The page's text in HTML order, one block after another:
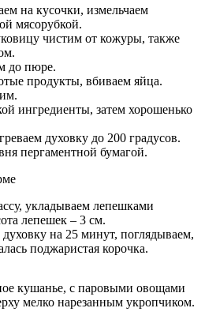
на кусочки, измельчаем
мясорубкой.
чистим от кожуры, также
до пюре.
продукты, вбиваем яйца.
ингредиенты, затем хорошенько
духовку до 200 градусов.
пергаментной бумагой.
укладываем лепешками
лепешек – 3 см.
на 25 минут, поглядываем,
поджаристая корочка.
кушанье, с паровыми овощами
мелко нарезанным укропчиком.